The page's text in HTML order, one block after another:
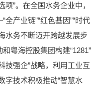
”。在全国水务企业中，
产业链”“红色基因”“时代
水务不断迈开跨越发展步
粤海控股集团构建“1281”
技强企”战略，利用工业互
字技术积极推动“智慧水